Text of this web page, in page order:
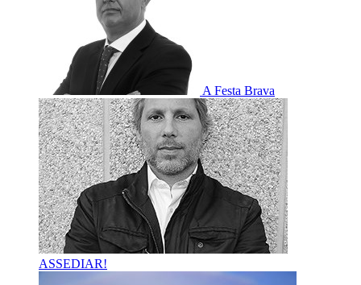
A Festa Brava
ASSEDIAR!